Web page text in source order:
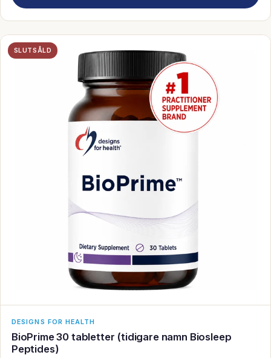
SLUTSÅLD
DESIGNS FOR HEALTH
BioPrime 30 tabletter (tidigare namn Biosleep
Peptides)